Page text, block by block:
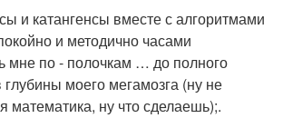
и катангенсы вместе с алгоритмами
и методично часами
мне по - полочкам … до полного
моего мегамозга (ну не
математика, ну что сделаешь);.